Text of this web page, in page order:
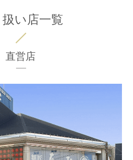
い店一覧
直営店